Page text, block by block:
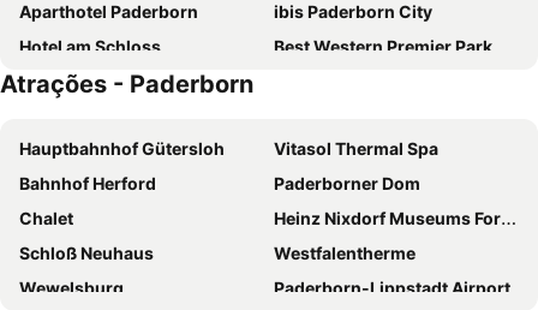
Aparthotel Paderborn
ibis Paderborn City
Hotel am Schloss
Best Western Premier Park Hotel & Spa
Das Hotel am Park Bad Driburg
Atrações - Paderborn
Hauptbahnhof Gütersloh
Vitasol Thermal Spa
Bahnhof Herford
Paderborner Dom
Chalet
Heinz Nixdorf Museums Forum
Schloß Neuhaus
Westfalentherme
Wewelsburg
Paderborn-Lippstadt Airport